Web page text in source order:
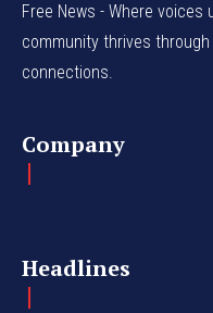
Free News - Where
community thrives
connections.
Company
Headlines